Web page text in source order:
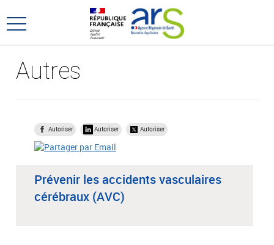
au
menu
au
contenu
Ouvrir
principal
Autres
Autoriser Autoriser Autoriser
Prévenir les accidents vasculaires
cérébraux (AVC)